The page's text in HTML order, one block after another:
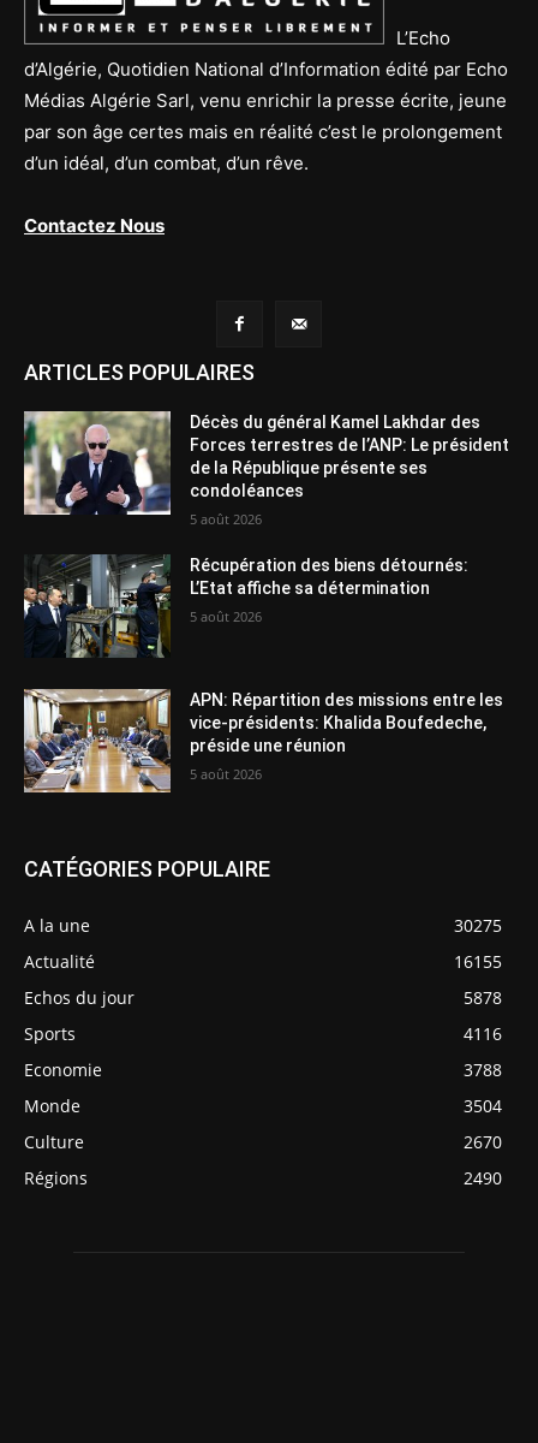
L’Echo
d’Algérie, Quotidien National d’Information édité par Echo
Médias Algérie Sarl, venu enrichir la presse écrite, jeune
par son âge certes mais en réalité c’est le prolongement
d’un idéal, d’un combat, d’un rêve.
Contactez Nous
ARTICLES POPULAIRES
Décès du général Kamel Lakhdar des
Forces terrestres de l’ANP: Le président
de la République présente ses
condoléances
5 août 2026
Récupération des biens détournés:
L’Etat affiche sa détermination
5 août 2026
APN: Répartition des missions entre les
vice-présidents: Khalida Boufedeche,
préside une réunion
5 août 2026
CATÉGORIES POPULAIRE
A la une
30275
Actualité
16155
Echos du jour
5878
Sports
4116
Economie
3788
Monde
3504
Culture
2670
Régions
2490